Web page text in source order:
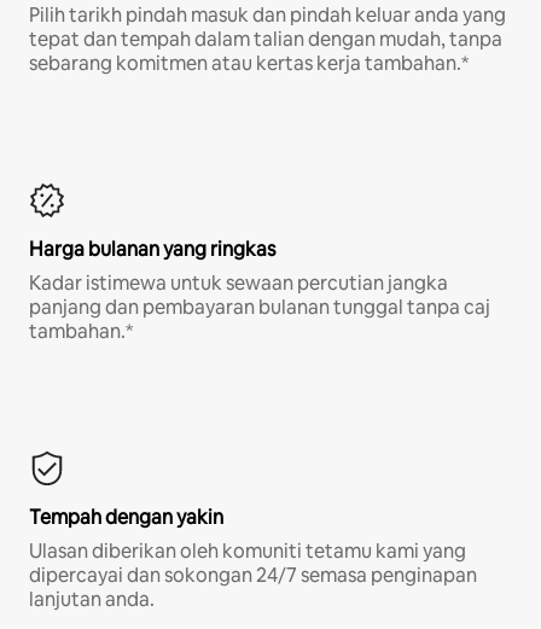
Pilih tarikh pindah masuk dan pindah keluar anda yang
tepat dan tempah dalam talian dengan mudah, tanpa
sebarang komitmen atau kertas kerja tambahan.*
Harga bulanan yang ringkas
Kadar istimewa untuk sewaan percutian jangka
panjang dan pembayaran bulanan tunggal tanpa caj
tambahan.*
Tempah dengan yakin
Ulasan diberikan oleh komuniti tetamu kami yang
dipercayai dan sokongan 24/7 semasa penginapan
lanjutan anda.